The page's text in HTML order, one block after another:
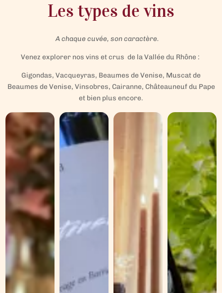
Les types de vins
A chaque cuvée, son caractère.
Venez explorer nos vins et crus de la Vallée du Rhône :
Gigondas, Vacqueyras, Beaumes de Venise, Muscat de
Beaumes de Venise, Vinsobres, Cairanne, Châteauneuf du Pape
et bien plus encore.